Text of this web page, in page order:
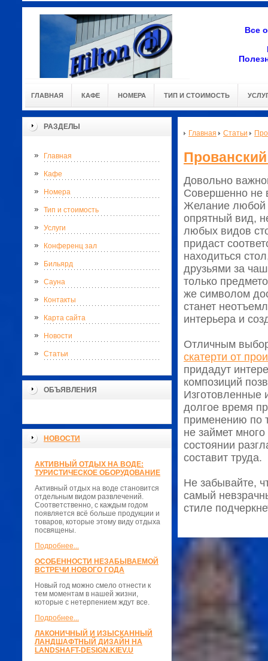
Все
ГЛАВНАЯ КАФЕ НОМЕРА ТИП И СТОИМОСТЬ
РАЗДЕЛЫ
Главная
Кафе
Номера
Тип и стоимость
Услуги
Конференц зал
Бильярд
Сауна
Контакты
Карта сайта
Новости
Статьи
ОБЪЯВЛЕНИЯ
НОВОСТИ
АКТИВНЫЙ ОТДЫХ НА ВОДЕ:
ТУРИСТИЧЕСКОЕ ОБОРУДОВАНИЕ
Активный отдых на воде становится
отдельным видом развлечений.
Соответственно, с каждым годом
появляется всё больше продукции и
товаров, которые этому виду отдыха
посвящены.
Подробнее...
ОСОБЕННОСТИ НЕЗАБЫВАЕМОЙ
ВСТРЕЧИ НОВОГО ГОДА
Новый год можно смело отнести к
тем моментам в нашей жизни,
которые с нетерпением ждут все.
Подробнее...
ЛАКОНИЧНЫЙ И ИЗЫСКАННЫЙ
ЛАНДШАФТНЫЙ ДИЗАЙН НА
LANDSHAFT-DESIGN.KIEV.U
Главная Статьи
Довольно
Совершенно не
Желание любой
опрятный вид,
любых видов
придаст
находиться
друзьями за
только
же символом
станет
интерьера и
Отличным
скатерти от
придадут
композиций
Изготовленные
долгое время
применению по
не займет
состоянии
составит труда.
Не забывайте,
самый
стиле